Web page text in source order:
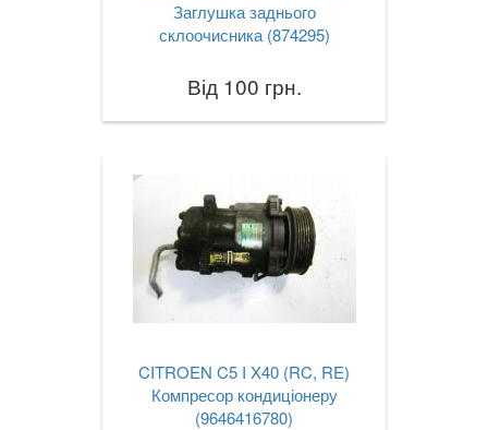
Заглушка заднього
склоочисника (874295)
Від 100 грн.
CITROEN C5 I X40 (RC, RE)
Компресор кондиціонеру
(9646416780)